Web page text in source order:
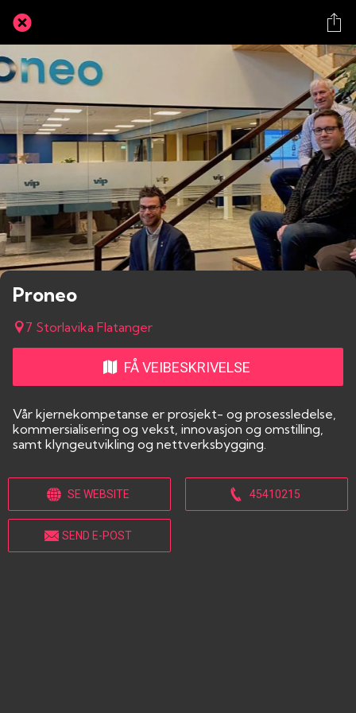
Proneo
7 Storlavika Flatanger
FÅ VEIBESKRIVELSE
Vår kjernekompetanse er prosjekt- og prosessledelse,
kommersialisering og vekst, innovasjon og omstilling,
samt klyngeutvikling og nettverksbygging.
SE WEBSITE 45410215
SEND E-POST